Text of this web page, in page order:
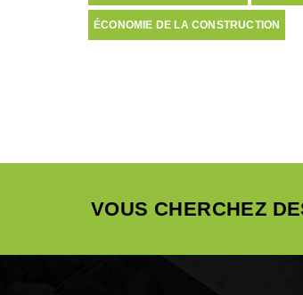
ÉCONOMIE DE LA CONSTRUCTION
VOUS CHERCHEZ